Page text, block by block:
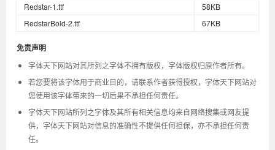
Redstar-1.ttf
58KB
RedstarBold-2.ttf
67KB
免责声明
字体天下网站对其所列之字体不拥有版权，字体版权归原作者所有。
若您要将该字体用于商业目的，请联系作者获得授权，字体天下网站对
您使用该字体带来的一切后果不承担任何责任。
字体天下网站所列之字体及其所有相关信息均来自网络搜集或网友提
供，字体天下网站对信息的准确性不提供任何担保，亦不承担任何责
任。